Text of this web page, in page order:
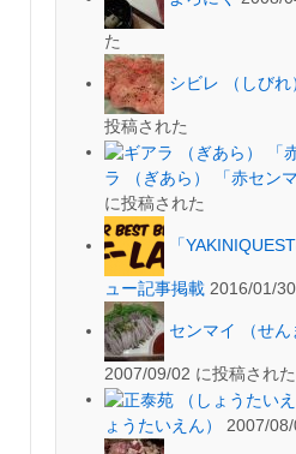
た
シビレ （しびれ
投稿された
ラ （ぎあら） 「赤センマ
に投稿された
「
ュー記事掲載 2016/01/
センマイ （せん
2007/09/02 に投稿された
ょうたいえん）
2007/